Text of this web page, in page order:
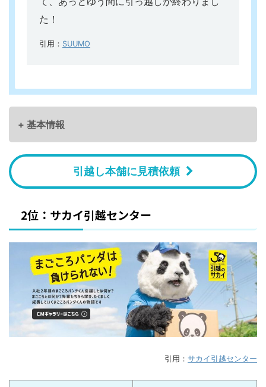
た！
引用： SUUMO
+ 基本情報
引越し本舗に見積依頼
2位：サカイ引越センター
引用： サカイ引越センター